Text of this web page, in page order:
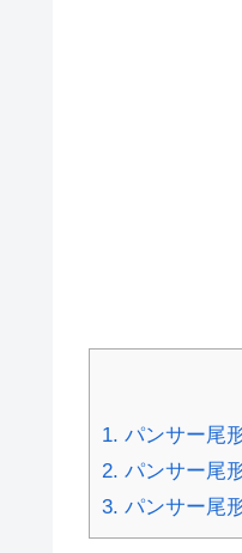
1. パンサー尾
2. パンサー尾
3. パンサー尾